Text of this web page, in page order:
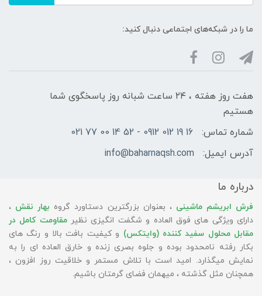
ما را در شبکه‌های اجتماعی دنبال کنید:
هفت روز هفته ، ۲۴ ساعت شبانه‌ روز پاسخگوی شما
هستیم
شماره تماس:
16 19 012 0912 - 52 14 00 77 021
آدرس ایمیل:
info@baharnaqsh.com
درباره ما
فرش ابریشم ماشینی ، بعنوان بزرگترین دستاورد گروه بهار نقش ،
دارای ویژگی های فوق العاده و شگفت انگیزی نظیرمقاومت کامل در
مقابل محلول سفید کننده (وایتکس) و کیفیت بافت بالا و رنگ های
بکار رفته نامحدود بوده و جلوه بصری زنده و خارق العاده ای را به
نمایش میگذارد. امید است با تلاش مستمر و خلاقیت روز افزون ،
همچنان مثل گذشته ، میهمان فضای گرمتان باشیم.